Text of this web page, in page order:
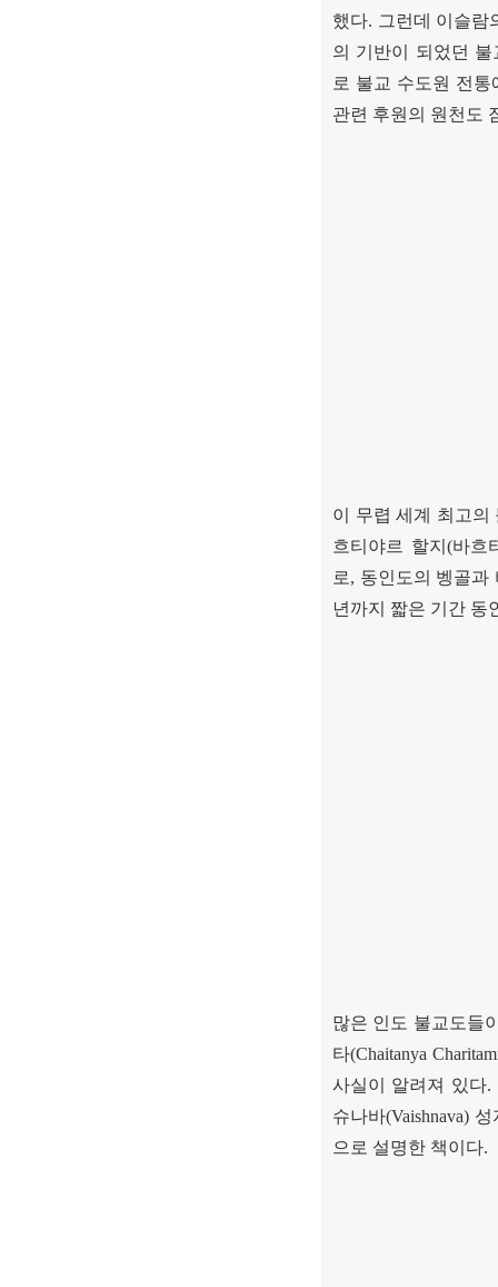
했다. 그런데 이슬람
의 기반이 되었던
로 불교 수도원 전
관련 후원의 원천도
이 무렵 세계 최고의
흐티야르 할지 (바흐
로, 동인도의 벵골과
년까지 짧은 기간 동
많은 인도 불교도들
타(Chaitanya
사실이 알려져 있다.
슈나바(Vaishnava) 성
으로 설명한 책이다.